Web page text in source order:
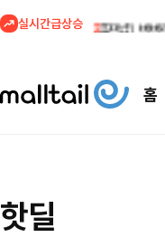
실시간급상승
2
5
홈
핫딜착용 + 관세내 특가
$200.00